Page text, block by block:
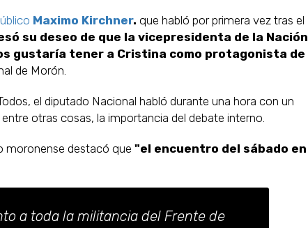
Maximo Kirchner. que habló por primera vez tras el
su deseo de que la vicepresidenta de la Nación
gustaría tener a Cristina como protagonista de
de Morón.
el diputado Nacional habló durante una hora con un
otras cosas, la importancia del debate interno.
moronense destacó que "el encuentro del sábado en
a toda la militancia del Frente de